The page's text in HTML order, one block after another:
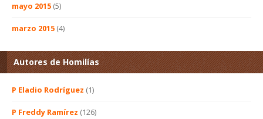
mayo 2015 (5)
marzo 2015 (4)
Autores de Homilías
P Eladio Rodríguez (1)
P Freddy Ramírez (126)